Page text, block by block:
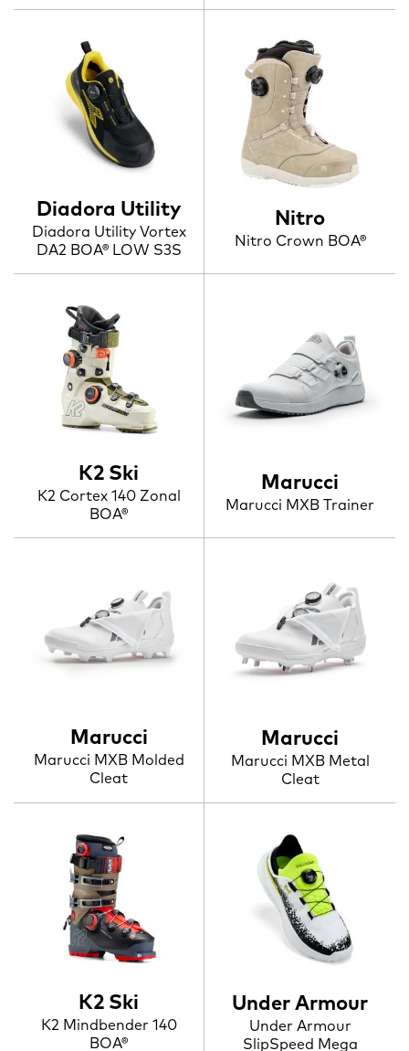
Diadora Utility
Diadora Utility Vortex
DA2 BOA® LOW S3S
Nitro
Nitro Crown BOA®
K2 Ski
K2 Cortex 140 Zonal
BOA®
Marucci
Marucci MXB Trainer
Marucci
Marucci MXB Molded
Cleat
Marucci
Marucci MXB Metal
Cleat
K2 Ski
K2 Mindbender 140
BOA®
Under Armour
Under Armour
SlipSpeed Mega